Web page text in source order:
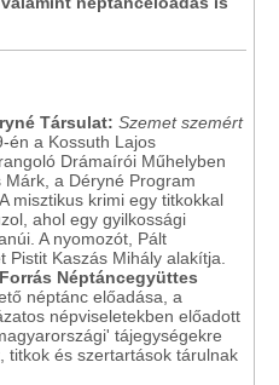
Társulat: Szemet szemért
én a Kossuth Lajos
Drámaírói Műhelyben
a Déryné Program
misztikus krimi egy titkokkal
ahol egy gyilkossági
A nyomozót, Pált
Pistit Kaszás Mihály alakítja.
Forrás Néptáncegyüttes
néptánc előadása, a
népviseletekben előadott
tájegységekre
titkok és szertartások tárulnak